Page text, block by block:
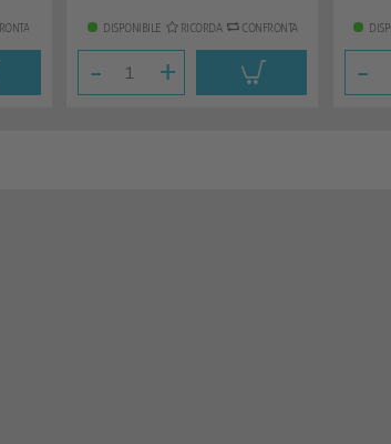
DISPONIBILE RICORDA CONFRONTA
- + -